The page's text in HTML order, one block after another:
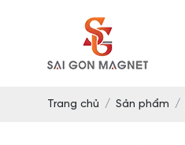
Trang chủ Sản phẩm